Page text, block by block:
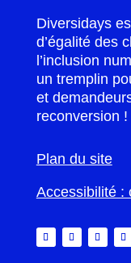
Diversidays
d’égalité des
l’inclusion
un tremplin
et
reconversion !
Plan du site
Accessibilité :